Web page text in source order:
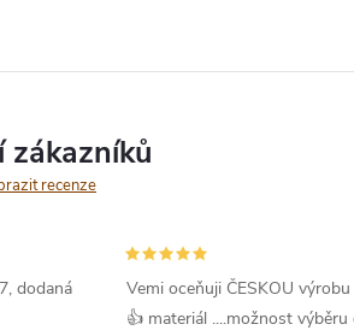
zákazníků
recenze
dodaná
Vemi oceňuji ČESKOU
👍 materiál ....možnost výběru